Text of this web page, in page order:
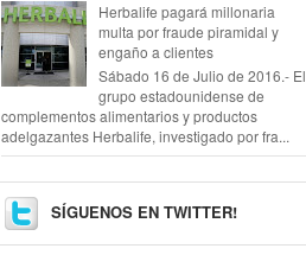
Herbalife pagará millonaria
multa por fraude piramidal y
engaño a clientes
Sábado 16 de Julio de 2016.- El
grupo estadounidense de
complementos alimentarios y productos
adelgazantes Herbalife, investigado por fra...
SÍGUENOS EN TWITTER!